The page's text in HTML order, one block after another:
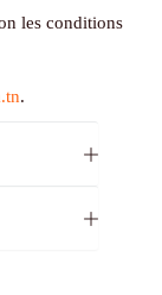
les conditions
.